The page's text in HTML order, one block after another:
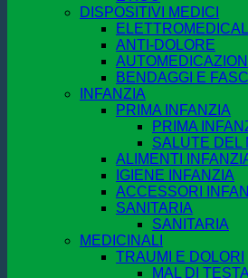
DISPOSITIVI MEDICI
ELETTROMEDICALI
ANTI-DOLORE
BENDAGGI E
INFANZIA
PRIMA INFANZIA
PRIMA
SALUTE DEL
ALIMENTI
IGIENE INFANZIA
ACCESSORI
SANITARIA
SANITARIA
MEDICINALI
TRAUMI E DOLORI
MAL DI